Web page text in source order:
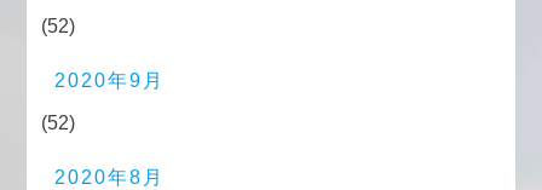
(52)
2020年9月
(52)
2020年8月